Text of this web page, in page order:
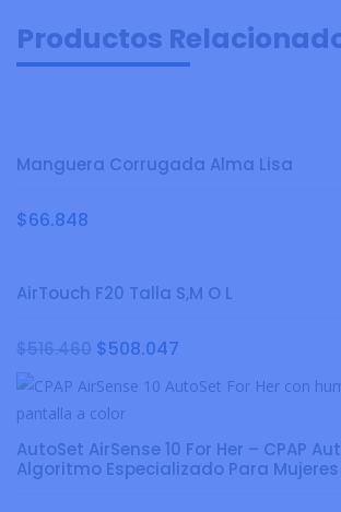
Productos
Manguera Corrugada Alma Lisa
$66.848
AirTouch F20 Talla S,M O L
$516.460 $508.047
AutoSet AirSense 10 For Her – CPAP
Algoritmo Especializado Para Mujeres